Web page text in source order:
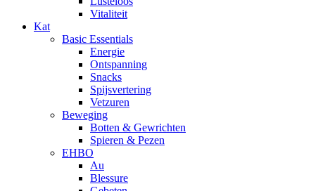
Vitaliteit
Kat
Basic Essentials
Energie
Ontspanning
Snacks
Spijsvertering
Vetzuren
Beweging
Botten & Gewrichten
Spieren & Pezen
EHBO
Au
Blessure